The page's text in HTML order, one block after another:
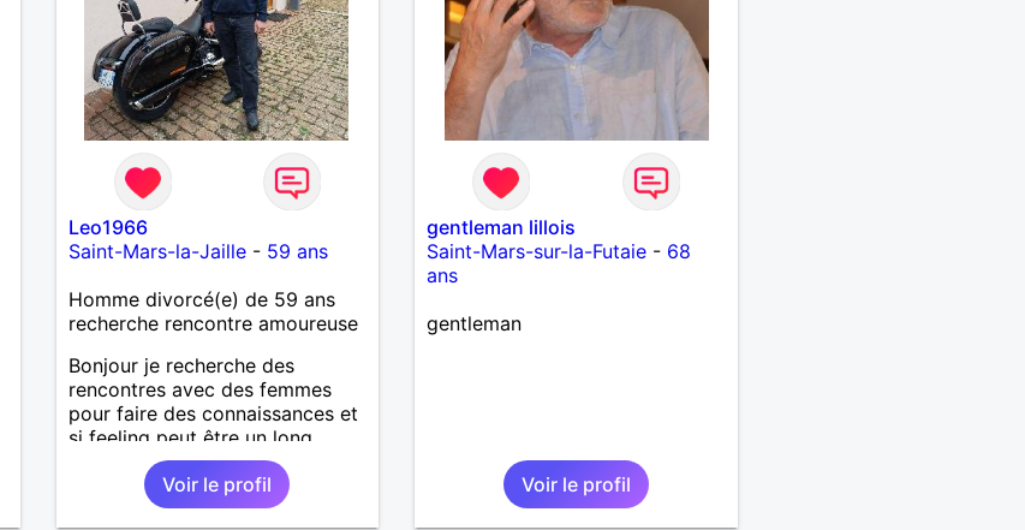
Leo1966
Saint-Mars-la-Jaille- 59 ans
Homme divorcé(e) de 59 ans
recherche rencontre amoureuse
Bonjour je recherche des
rencontres avec des femmes
pour faire des connaissances et
si feeling peut être un long
chemin. Je laisse le destin nous
guider. Je suis un homme simple
honnête et fidèle.
Voir le profil
gentleman lillois
Saint-Mars-sur-la-Futaie - 68
ans
gentleman
Voir le profil